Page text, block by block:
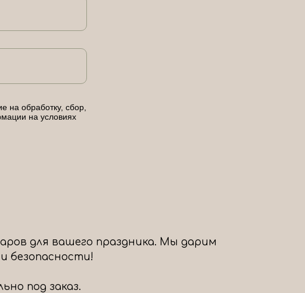
на обработку, сбор,
на условиях
для вашего праздника. Мы дарим
безопасности!
под заказ.